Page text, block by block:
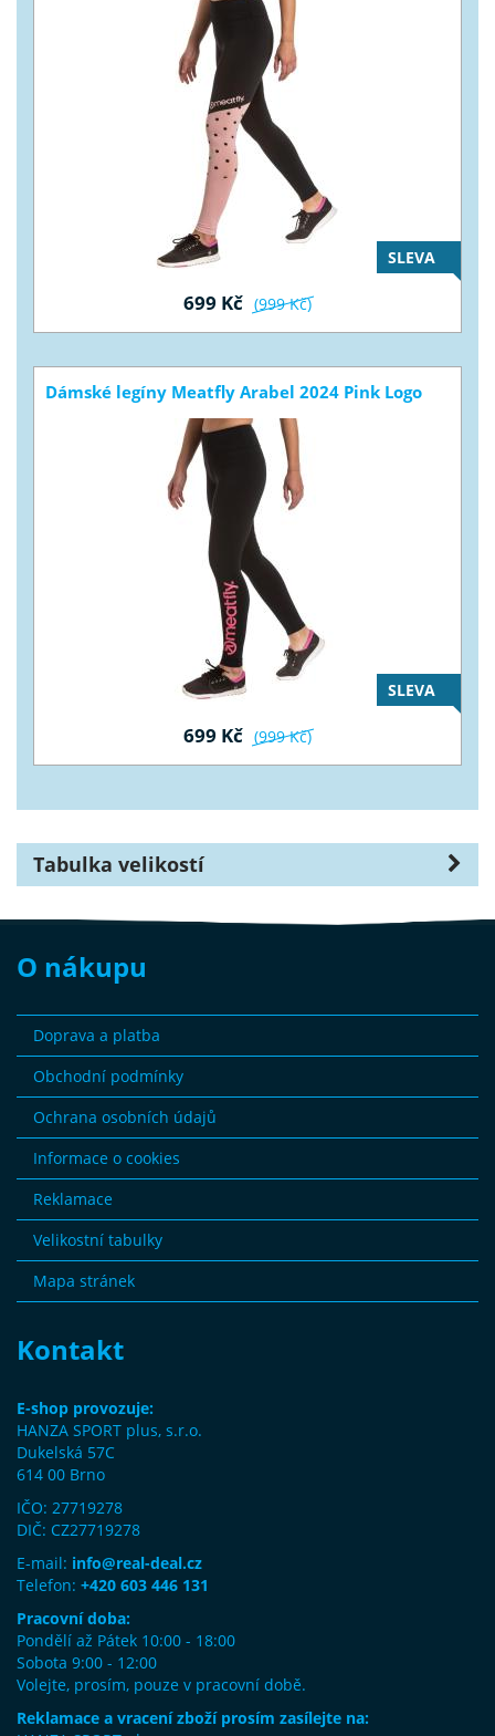
SLEVA
699 Kč (999 Kč)
Dámské legíny Meatfly Arabel 2024 Pink Logo
SLEVA
699 Kč (999 Kč)
Tabulka velikostí
O nákupu
Doprava a platba
Obchodní podmínky
Ochrana osobních údajů
Informace o cookies
Reklamace
Velikostní tabulky
Mapa stránek
Kontakt
E-shop provozuje:
HANZA SPORT plus, s.r.o.
Dukelská 57C
614 00 Brno
IČO: 27719278
DIČ: CZ27719278
E-mail: info@real-deal.cz
Telefon: +420 603 446 131
Pracovní doba:
Pondělí až Pátek 10:00 - 18:00
Sobota 9:00 - 12:00
Volejte, prosím, pouze v pracovní době.
Reklamace a vracení zboží prosím zasílejte na: